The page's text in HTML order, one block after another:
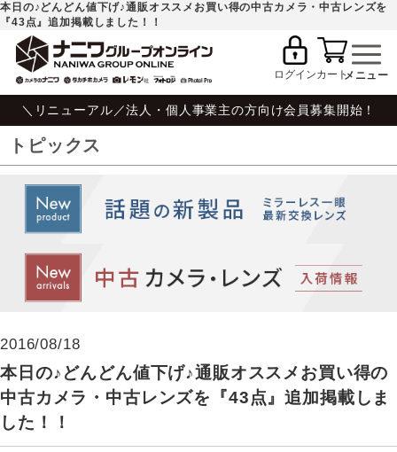
本日の♪どんどん値下げ♪通販オススメお買い得の中古カメラ・中古レンズを
『43点』追加掲載しました！！
ログインカート
＼リニューアル／法人・個人事業主の方向け会員募集開始！
トピックス
2016/08/18
本日の♪どんどん値下げ♪通販オススメお買い得の
中古カメラ・中古レンズを『43点』追加掲載しま
した！！